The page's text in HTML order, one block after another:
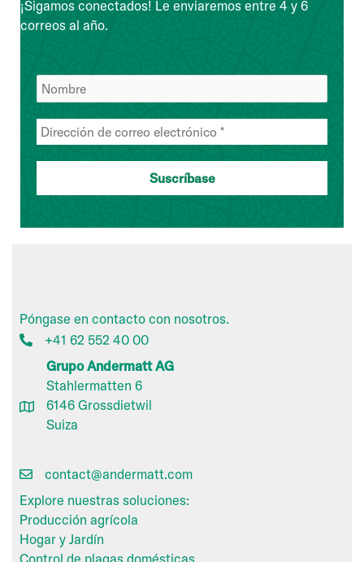
¡Sigamos conectados! Le enviaremos entre 4 y 6
correos al año.
Póngase en contacto con nosotros.
+41 62 552 40 00
Grupo Andermatt AG
Stahlermatten 6
6146 Grossdietwil
Suiza
contact@andermatt.com
Explore nuestras soluciones:
Producción agrícola
Hogar y Jardín
Control de plagas domésticas